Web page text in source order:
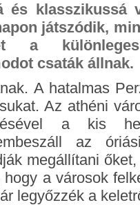
és klasszikussá
játszódik,
a
csaták állnak.
A hatalmas
Az athéni
a kis
az
megállítani
a városok
legyőzzék a